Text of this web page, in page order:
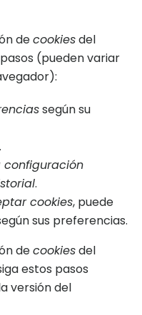
decookiesdel
(pueden variar
según su
configuración
.
cookies, puede
sus preferencias.
decookiesdel
estos pasos
versión del